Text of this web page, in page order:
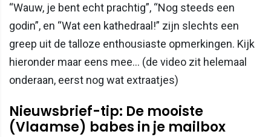
“Wauw, je bent echt prachtig”, “Nog steeds een
godin”, en “Wat een kathedraal!” zijn slechts een
greep uit de talloze enthousiaste opmerkingen. Kijk
hieronder maar eens mee... (de video zit helemaal
onderaan, eerst nog wat extraatjes)
Nieuwsbrief-tip: De mooiste
(Vlaamse) babes in je mailbox